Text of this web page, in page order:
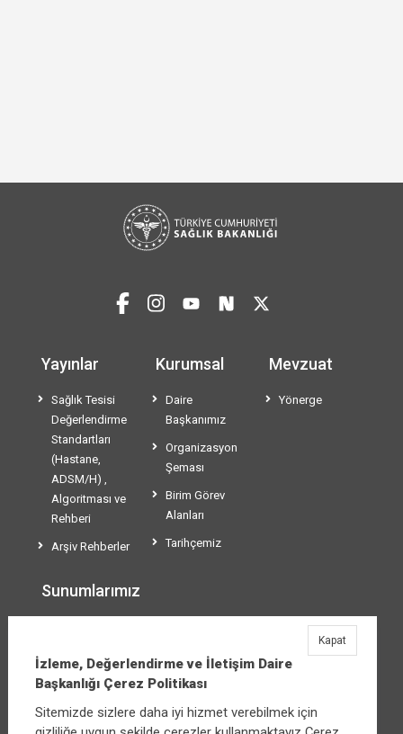
Yayınlar
Sağlık Tesisi
Değerlendirme
Standartları
(Hastane,
ADSM/H) ,
Algoritması ve
Rehberi
Arşiv Rehberler
Kurumsal
Daire
Başkanımız
Organizasyon
Şeması
Birim Görev
Alanları
Tarihçemiz
Mevzuat
Yönerge
Sunumlarımız
İzleme, Değerlendirme ve İletişim Daire
İzleme, Değerlendirme ve İletişim Daire
Başkanlığı Çerez Politikası
Sitemizde sizlere daha iyi hizmet verebilmek için
Kapat